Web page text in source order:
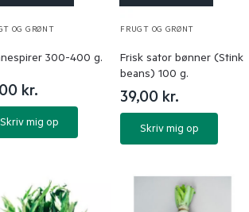
OG GRØNT
300-400 g.
kr.
Skriv mig op
FRUGT OG GRØNT
Frisk sator bønner (Stink
beans) 100 g.
39,00 kr.
Skriv mig op